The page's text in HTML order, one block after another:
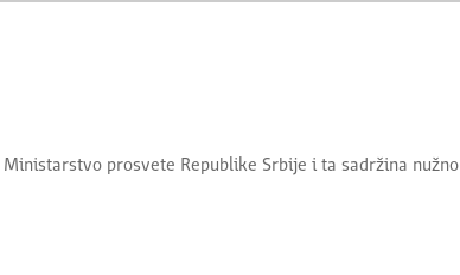
Ministarstvo prosvete Republike Srbije i ta sadržina